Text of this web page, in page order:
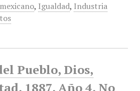
, Igualdad, Industria
Pueblo, Dios,
1887, Año 4, No